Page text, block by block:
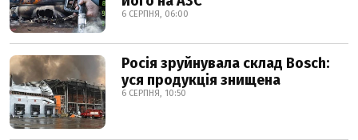
6 СЕРПНЯ, 06:00
Росія зруйнувала склад Bosch:
уся продукція знищена
6 СЕРПНЯ, 10:50